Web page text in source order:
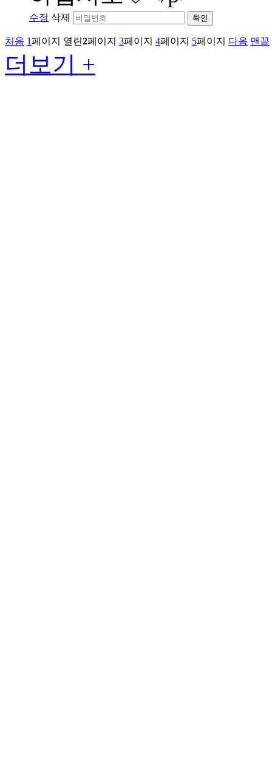
수정 삭제 확인
처음 1페이지 열린2페이지 3페이지 4페이지 5페이지 다음 맨끝
더보기 +